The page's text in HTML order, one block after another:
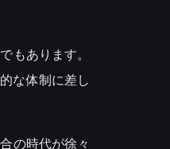
もあります。
な体制に差し
の時代が徐々